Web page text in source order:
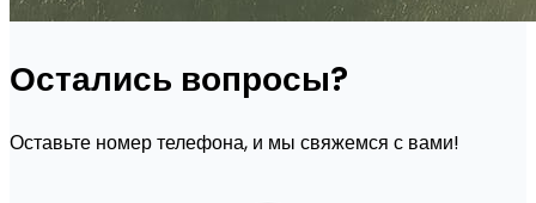
Остались вопросы?
Оставьте номер телефона, и мы свяжемся с вами!